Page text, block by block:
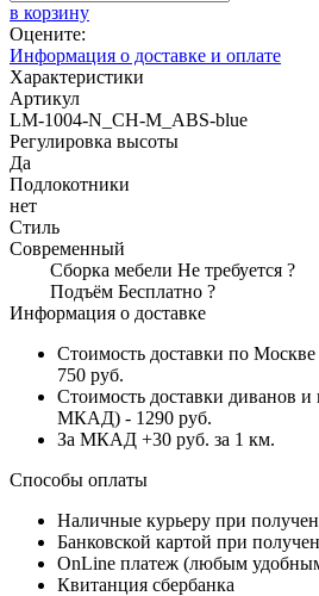
в корзину
Оцените:
Информация о доставке и оплате
Характеристики
Артикул
LM-1004-N_CH-M_ABS-blue
Регулировка высоты
Да
Подлокотники
нет
Стиль
Современный
Сборка мебели Не требуется ?
Подъём Бесплатно ?
Информация о доставке
Стоимость доставки по
750 руб.
Стоимость доставки диванов и
МКАД) - 1290 руб.
За МКАД +30 руб. за 1 км.
Способы оплаты
Наличные курьеру при
Банковской картой при
OnLine платеж (любым
Квитанция сбербанка